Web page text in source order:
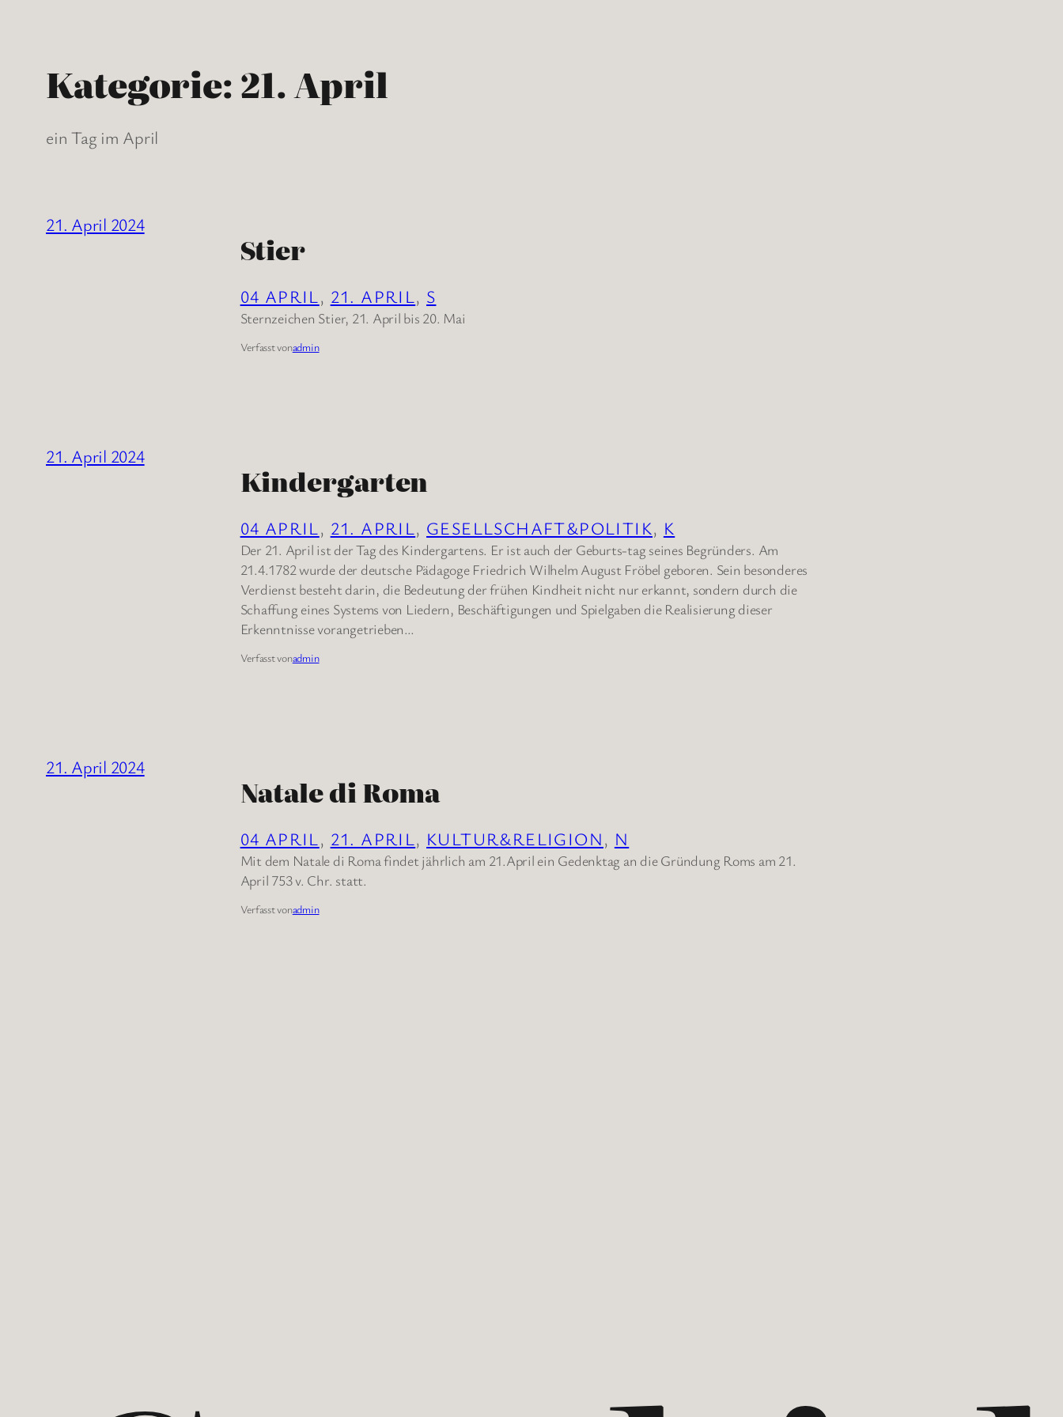
Kategorie:21. April
ein Tag im April
21. April 2024
Stier
04 APRIL, 21. APRIL, S
Sternzeichen Stier, 21. April bis 20. Mai
Verfasst vonadmin
21. April 2024
Kindergarten
04 APRIL, 21. APRIL, GESELLSCHAFT&POLITIK, K
Der 21. April ist der Tag des Kindergartens. Er ist auch der Geburts-tag seines Begründers. Am
21.4.1782 wurde der deutsche Pädagoge Friedrich Wilhelm August Fröbel geboren. Sein besonderes
Verdienst besteht darin, die Bedeutung der frühen Kindheit nicht nur erkannt, sondern durch die
Schaffung eines Systems von Liedern, Beschäftigungen und Spielgaben die Realisierung dieser
Erkenntnisse vorangetrieben…
Verfasst vonadmin
21. April 2024
Natale di Roma
04 APRIL, 21. APRIL, KULTUR&RELIGION, N
Mit dem Natale di Roma findet jährlich am 21.April ein Gedenktag an die Gründung Roms am 21.
April 753 v. Chr. statt.
Verfasst vonadmin